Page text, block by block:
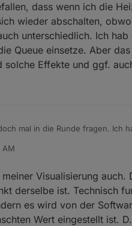
dass wenn ich die
wieder abschalten,
unterschiedlich. Ich
Queue einsetze. Aber
solche Effekte und ggf.
mal in die Runde fragen. Ich
sieht eigentlich alles sauber
aufgefallen:
interface der Zustand der
springt dann aber wieder
mal aufgefallen, dass wenn
AM
Visualisierung
derselbe ist. Technisch
es wird von der
Wert eingestellt ist.